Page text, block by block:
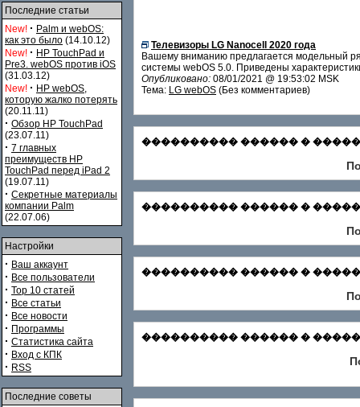
Последние статьи
New! · Palm и webOS:
как это было (14.10.12)
New! · HP TouchPad и
Pre3. webOS против iOS
(31.03.12)
New! · HP webOS,
которую жалко потерять
(20.11.11)
· Обзор HP TouchPad
(23.07.11)
· 7 главных
преимуществ HP
TouchPad перед iPad 2
(19.07.11)
· Секретные материалы
компании Palm
(22.07.06)
Настройки
· Ваш аккаунт
· Все пользователи
· Top 10 статей
· Все статьи
· Все новости
· Программы
· Статистика сайта
· Вход с КПК
· RSS
Последние советы
Телевизоры LG Nanocell 2020 года
Вашему вниманию предлагается модельный
системы webOS 5.0. Приведены
Опубликовано: 08/01/2021 @ 19:53:02 MSK
Тема: LG webOS (Без комментариев)
���������� ������ � �������
���������� ������ � �������
���������� ������ � �������
���������� ������ � �������